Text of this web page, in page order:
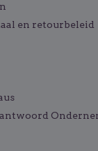
en retourbeleid